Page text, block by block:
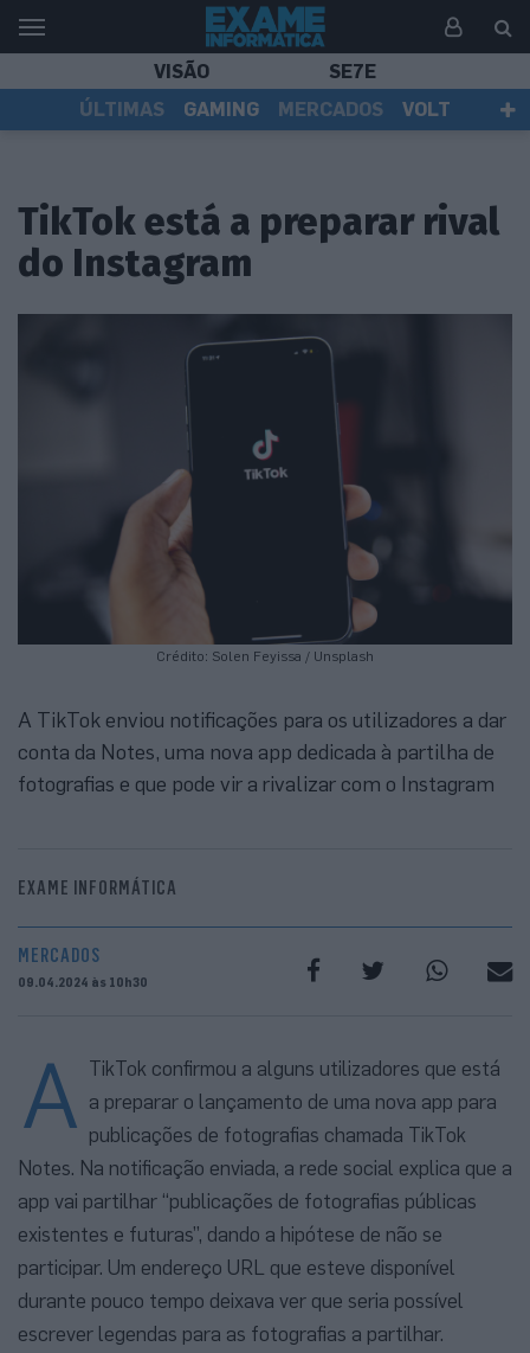
VISÃO
SE7E
ÚLTIMAS
GAMING MERCADOS
VOLT
TikTok está a preparar rival
do Instagram
Crédito: Solen Feyissa / Unsplash
A TikTok enviou notificações para os utilizadores a dar
conta da Notes, uma nova app dedicada à partilha de
fotografias e que pode vir a rivalizar com o Instagram
EXAME INFORMÁTICA
MERCADOS
09.04.2024 às 10h30
A TikTok confirmou a alguns utilizadores que está
a preparar o lançamento de uma nova app para
publicações de fotografias chamada TikTok
Notes. Na notificação enviada, a rede social explica que a
app vai partilhar “publicações de fotografias públicas
existentes e futuras”, dando a hipótese de não se
participar. Um endereço URL que esteve disponível
durante pouco tempo deixava ver que seria possível
escrever legendas para as fotografias a partilhar.